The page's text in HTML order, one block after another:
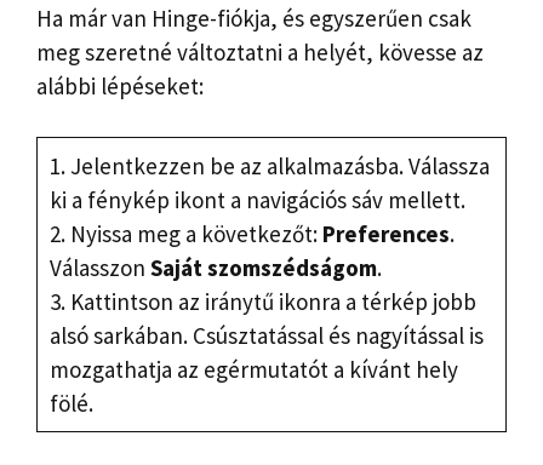
Ha már van Hinge-fiókja, és egyszerűen csak
meg szeretné változtatni a helyét, kövesse az
alábbi lépéseket:
1. Jelentkezzen be az alkalmazásba. Válassza
ki a fénykép ikont a navigációs sáv mellett.
2. Nyissa meg a következőt: Preferences.
Válasszon Saját szomszédságom.
3. Kattintson az iránytű ikonra a térkép jobb
alsó sarkában. Csúsztatással és nagyítással is
mozgathatja az egérmutatót a kívánt hely
fölé.